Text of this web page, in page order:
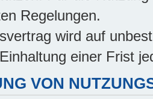
Regelungen.
wird auf
einer Frist
VON